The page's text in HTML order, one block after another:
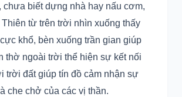
chưa biết dựng nhà hay nấu cơm,
từ trên trời nhìn xuống thấy
khổ, bèn xuống trần gian giúp
thờ ngoài trời thể hiện sự kết nối
trời đất giúp tín đồ cảm nhận sự
che chở của các vị thần.